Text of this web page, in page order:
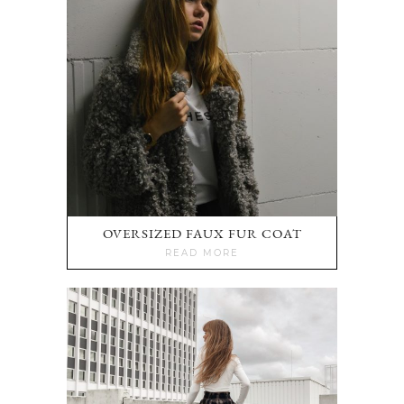
OVERSIZED FAUX FUR COAT
READ MORE